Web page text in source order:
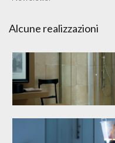
Alcune realizzazioni